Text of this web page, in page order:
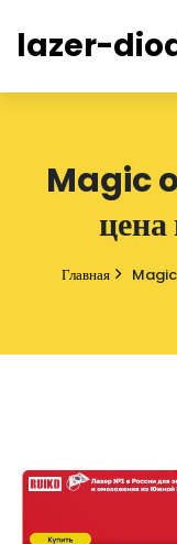
lazer-
Magic
цена
Главная Magic